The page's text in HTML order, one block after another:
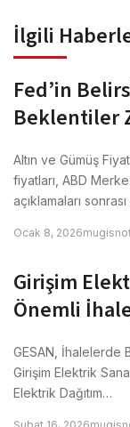
İlgili
Fed’in
Beklentiler
Altın ve Gümüş
fiyatları, ABD
açıklamaları
Ocak 8, 2026
Girişim
Önemli
GESAN, İhalelerde
Girişim Elektrik
Elektrik Dağıtım…